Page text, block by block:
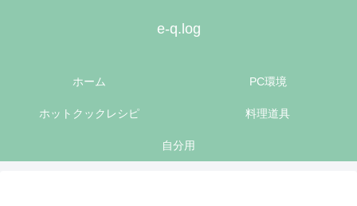
e-q.log
ホーム PC環境
ホットクックレシピ 料理道具
自分用